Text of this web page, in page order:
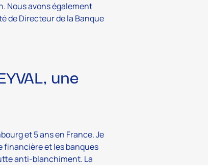
Nous avons également
de Directeur de la Banque
une
et 5 ans en France. Je
financière et les banques
anti-blanchiment. La